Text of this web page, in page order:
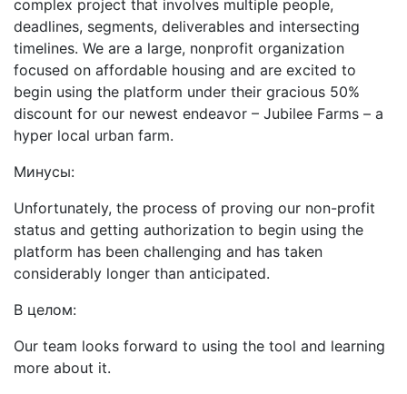
complex project that involves multiple people,
deadlines, segments, deliverables and intersecting
timelines. We are a large, nonprofit organization
focused on affordable housing and are excited to
begin using the platform under their gracious 50%
discount for our newest endeavor – Jubilee Farms – a
hyper local urban farm.
Минусы:
Unfortunately, the process of proving our non-profit
status and getting authorization to begin using the
platform has been challenging and has taken
considerably longer than anticipated.
В целом:
Our team looks forward to using the tool and learning
more about it.